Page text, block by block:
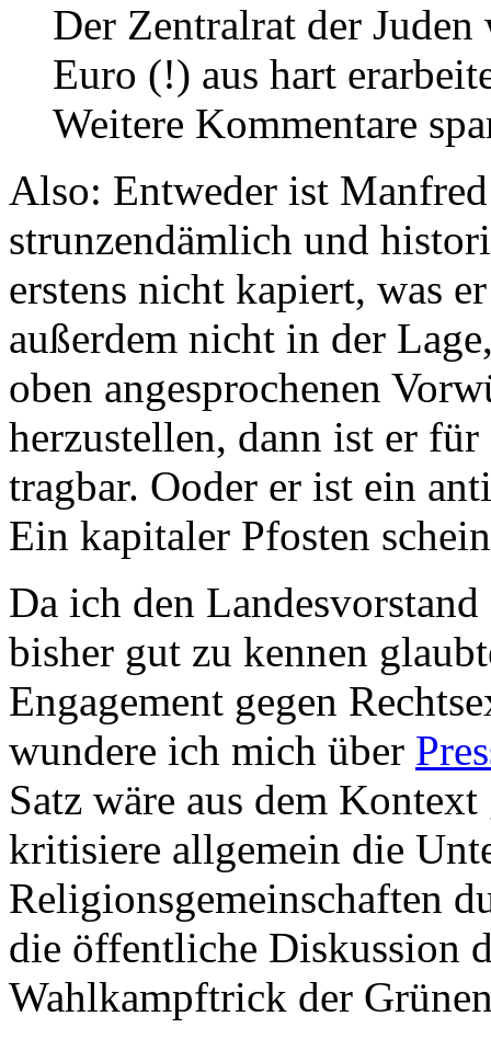
Der Zentralrat der
Euro (!) aus hart
Weitere Kommentare
Also: Entweder ist
strunzendämlich und
erstens nicht kapiert, was
außerdem nicht in der
oben angesprochenen
herzustellen, dann ist er
tragbar. Ooder er ist ein
Ein kapitaler Pfosten
Da ich den
bisher gut zu kennen
Engagement gegen
wundere ich mich über
Satz wäre aus dem
kritisiere allgemein die
Religionsgemeinschaften
die öffentliche Diskussion
Wahlkampftrick der